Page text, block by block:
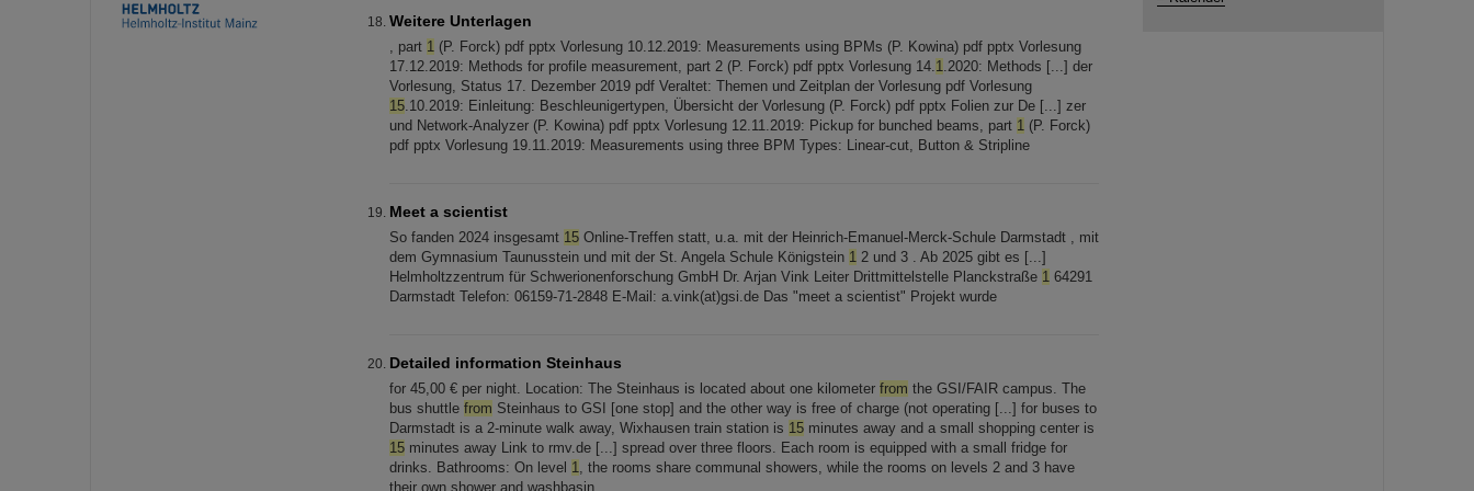
Weitere Unterlagen
, part 1 (P. Forck) pdf pptx Vorlesung 10.12.2019: Measurements using BPMs (P. Kowina) pdf pptx Vorlesung
17.12.2019: Methods for profile measurement, part 2 (P. Forck) pdf pptx Vorlesung 14.1.2020: Methods [...] der
Vorlesung, Status 17. Dezember 2019 pdf Veraltet: Themen und Zeitplan der Vorlesung pdf Vorlesung
15.10.2019: Einleitung: Beschleunigertypen, Übersicht der Vorlesung (P. Forck) pdf pptx Folien zur De [...] zer
und Network-Analyzer (P. Kowina) pdf pptx Vorlesung 12.11.2019: Pickup for bunched beams, part 1 (P. Forck)
pdf pptx Vorlesung 19.11.2019: Measurements using three BPM Types: Linear-cut, Button & Stripline
Meet a scientist
So fanden 2024 insgesamt 15 Online-Treffen statt, u.a. mit der Heinrich-Emanuel-Merck-Schule Darmstadt , mit
dem Gymnasium Taunusstein und mit der St. Angela Schule Königstein 1 2 und 3 . Ab 2025 gibt es [...]
Helmholtzzentrum für Schwerionenforschung GmbH Dr. Arjan Vink Leiter Drittmittelstelle Planckstraße 1 64291
Darmstadt Telefon: 06159-71-2848 E-Mail: a.vink(at)gsi.de Das "meet a scientist" Projekt wurde
Detailed information Steinhaus
for 45,00 € per night. Location: The Steinhaus is located about one kilometer from the GSI/FAIR campus. The
bus shuttle from Steinhaus to GSI [one stop] and the other way is free of charge (not operating [...] for buses to
Darmstadt is a 2-minute walk away, Wixhausen train station is 15 minutes away and a small shopping center is
15 minutes away Link to rmv.de [...] spread over three floors. Each room is equipped with a small fridge for
drinks. Bathrooms: On level 1, the rooms share communal showers, while the rooms on levels 2 and 3 have
their own shower and washbasin